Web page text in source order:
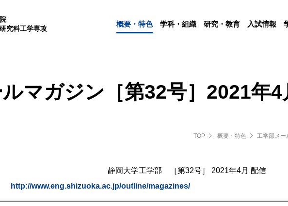
究科工学専攻
概要・特色 学科・組織 研究・教育 入試情報
マガジン［第32号］2021年4
TOP 概要・特色 工学部メー
岡大学工学部 ［第32号］ 2021年4月 配信
http://www.eng.shizuoka.ac.jp/outline/magazines/